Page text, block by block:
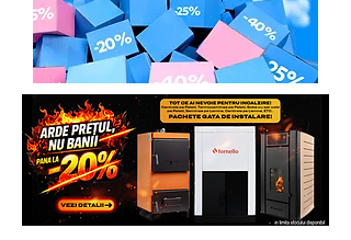
valoare.
Solicita Leasing:
Tel.:0739. 61 22.88 sau Email.
contact@generatoare.eu